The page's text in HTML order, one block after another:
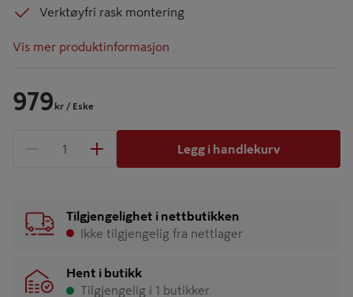
Verktøyfri rask montering
Vis mer produktinformasjon
979 kr / Eske
1 produkter
Legg i handlekurv
Tilgjengelighet i nettbutikken
Ikke tilgjengelig fra nettlager
Hent i butikk
Tilgjengelig i 1 butikker